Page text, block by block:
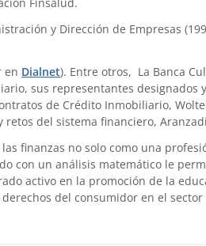
y Dirección de Empresas
en Dialnet). Entre otros, La Banca
sus representantes designados
de Crédito Inmobiliario,
del sistema financiero,
finanzas no solo como una
con un análisis matemático le
activo en la promoción de la
del consumidor en el